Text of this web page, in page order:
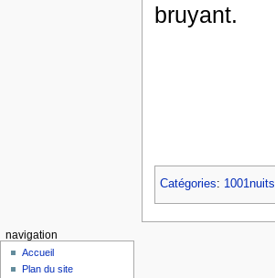
bruyant.
Catégories: 1001nuits
navigation
Accueil
Plan du site